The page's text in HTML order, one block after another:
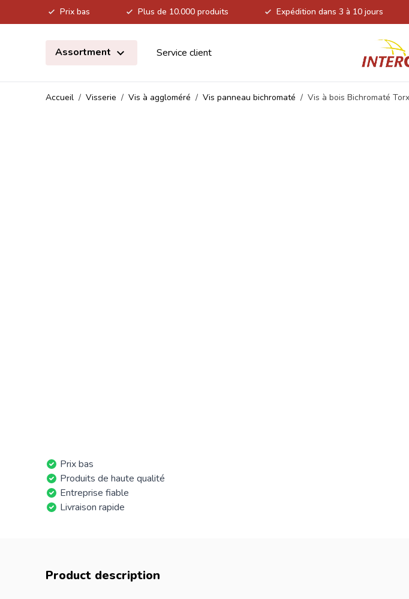
Prix bas Plus de 10.000 produits Expédition dans 3 à 10 jours
Assortment
Service client
Accueil / Visserie / Vis à aggloméré / Vis panneau bichromaté / Vis à bois Bichromaté
Prix bas
Produits de haute qualité
Entreprise fiable
Livraison rapide
Product description